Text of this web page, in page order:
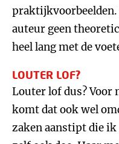
praktijkvoorbeelden.
auteur geen
heel lang met de
LOUTER LOF?
Louter lof dus?
komt dat ook wel
zaken aanstipt die